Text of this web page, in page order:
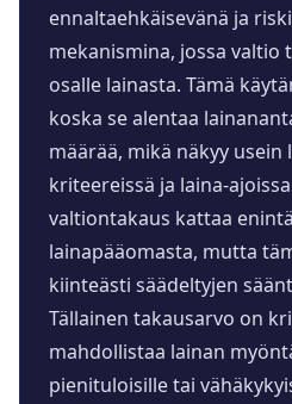
ennaltaehkäisevänä ja
mekanismina, jossa valtio
osalle lainasta. Tämä
koska se alentaa
määrää, mikä näkyy
kriteereissä ja laina-
valtiontakaus kattaa
lainapääomasta, mutta
kiinteästi säädeltyjen
Tällainen takausarvo on
mahdollistaa lainan
pienituloisille tai